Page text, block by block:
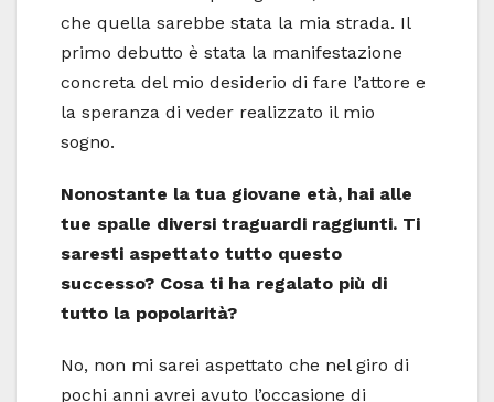
che quella sarebbe stata la mia strada. Il
primo debutto è stata la manifestazione
concreta del mio desiderio di fare l’attore e
la speranza di veder realizzato il mio
sogno.
Nonostante la tua giovane età, hai alle
tue spalle diversi traguardi raggiunti. Ti
saresti aspettato tutto questo
successo? Cosa ti ha regalato più di
tutto la popolarità?
No, non mi sarei aspettato che nel giro di
pochi anni avrei avuto l’occasione di